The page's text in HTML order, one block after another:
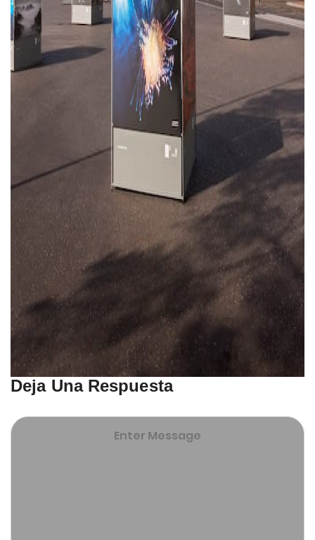
Deja Una Respuesta